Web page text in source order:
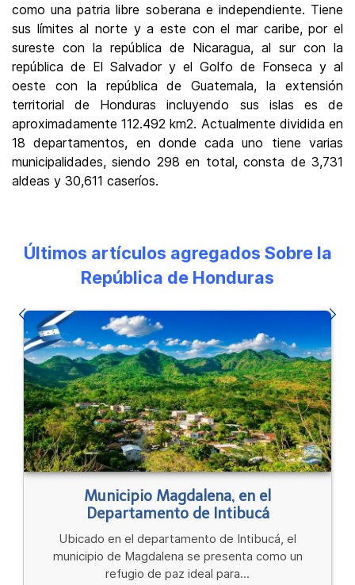
como una patria libre soberana e independiente. Tiene
sus límites al norte y a este con el mar caribe, por el
sureste con la república de Nicaragua, al sur con la
república de El Salvador y el Golfo de Fonseca y al
oeste con la república de Guatemala, la extensión
territorial de Honduras incluyendo sus islas es de
aproximadamente 112.492 km2. Actualmente dividida en
18 departamentos, en donde cada uno tiene varias
municipalidades, siendo 298 en total, consta de 3,731
aldeas y 30,611 caseríos.
Últimos artículos agregados Sobre la
República de Honduras
Municipio Magdalena, en el
Departamento de Intibucá
Ubicado en el departamento de Intibucá, el
municipio de Magdalena se presenta como un
refugio de paz ideal para...